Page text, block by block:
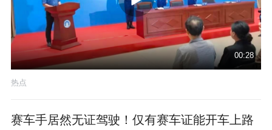
00:28
热点
赛车手居然无证驾驶！仅有赛车证能开车上路